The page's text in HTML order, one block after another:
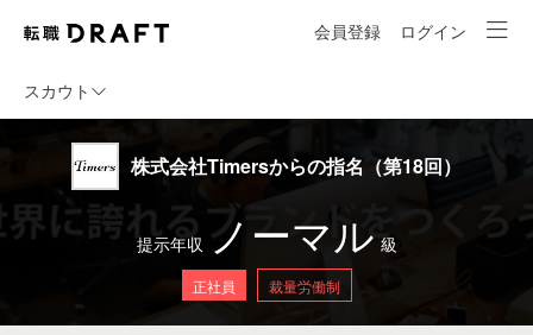
会員登録 ログイン
スカウト
株式会社Timersからの指名（第18回）
提示年収 ノーマル 級
正社員 裁量労働制